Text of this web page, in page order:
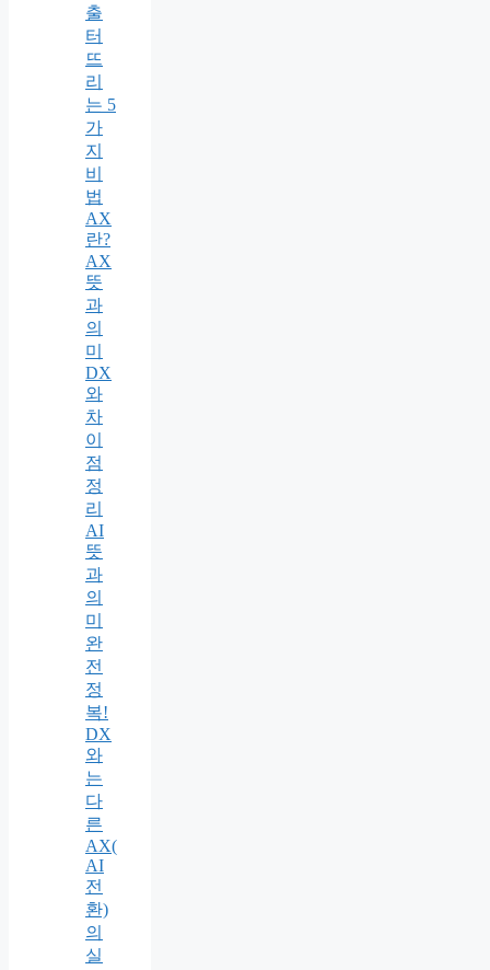
출
터
뜨
리
는 5
가
지
비
법
AX
란?
AX
뜻
과
의
미
DX
와
차
이
점
정
리
AI
뜻
과
의
미
완
전
정
복!
DX
와
는
다
른
AX(
AI
전
환)
의
실